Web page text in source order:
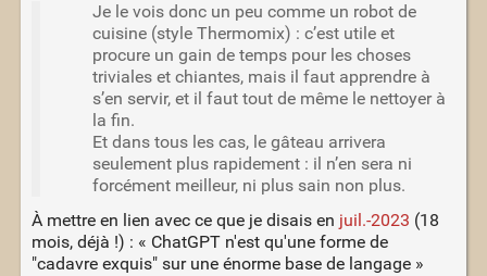
Je le vois donc un peu comme un robot de
cuisine (style Thermomix) : c’est utile et
procure un gain de temps pour les choses
triviales et chiantes, mais il faut apprendre à
s’en servir, et il faut tout de même le nettoyer à
la fin.
Et dans tous les cas, le gâteau arrivera
seulement plus rapidement : il n’en sera ni
forcément meilleur, ni plus sain non plus.
À mettre en lien avec ce que je disais en juil.-2023 (18
mois, déjà !) : « ChatGPT n'est qu'une forme de
"cadavre exquis" sur une énorme base de langage »